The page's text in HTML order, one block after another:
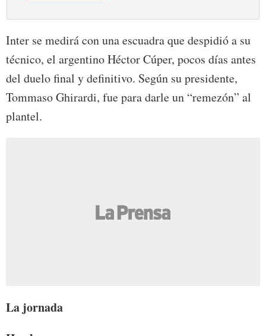
Inter se medirá con una escuadra que despidió a su
técnico, el argentino Héctor Cúper, pocos días antes
del duelo final y definitivo. Según su presidente,
Tommaso Ghirardi, fue para darle un “remezón” al
plantel.
La jornada